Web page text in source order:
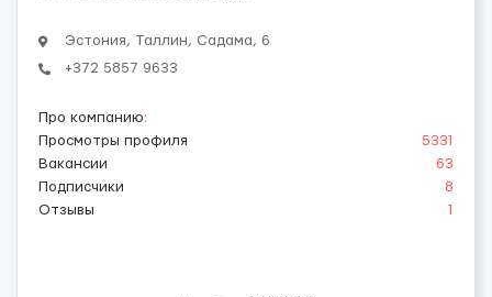
Эстония, Таллин, Садама, 6
+372 5857 9633
Про компанию:
Просмотры профиля
5331
Вакансии
63
Подписчики
8
Отзывы
1